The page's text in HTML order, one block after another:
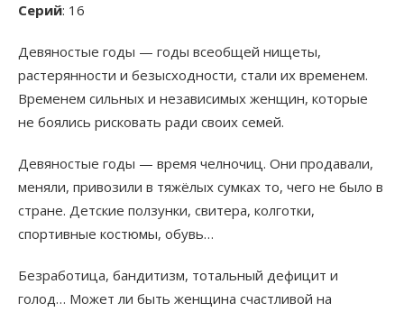
Серий: 16
Девяностые годы — годы всеобщей нищеты,
растерянности и безысходности, стали их временем.
Временем сильных и независимых женщин, которые
не боялись рисковать ради своих семей.
Девяностые годы — время челночиц. Они продавали,
меняли, привозили в тяжёлых сумках то, чего не было в
стране. Детские ползунки, свитера, колготки,
спортивные костюмы, обувь…
Безработица, бандитизм, тотальный дефицит и
голод… Может ли быть женщина счастливой на